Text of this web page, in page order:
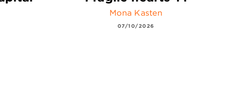
Mona Kasten
07/10/2026